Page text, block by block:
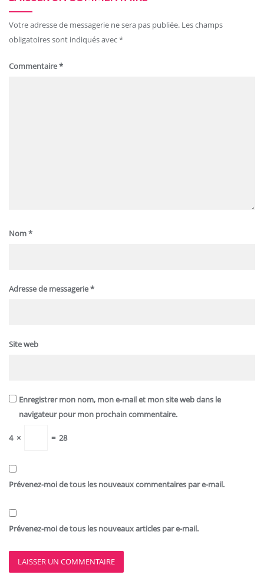
Votre adresse de messagerie ne sera pas publiée. Les champs
obligatoires sont indiqués avec*
Commentaire*
Nom*
Adresse de messagerie*
Site web
Enregistrer mon nom, mon e-mail et mon site web dans le
navigateur pour mon prochain commentaire.
4 × = 28
Prévenez-moi de tous les nouveaux commentaires par e-mail.
Prévenez-moi de tous les nouveaux articles par e-mail.